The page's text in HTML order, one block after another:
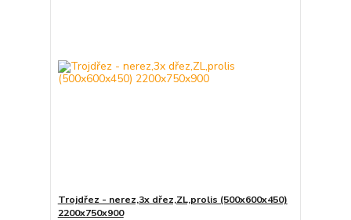
Trojdřez - nerez,3x dřez,ZL,prolis (500x600x450)
2200x750x900